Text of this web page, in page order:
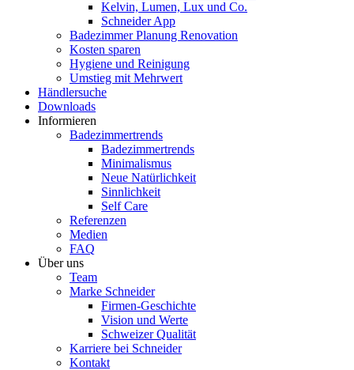
Kelvin, Lumen, Lux und Co.
Schneider App
Badezimmer Planung Renovation
Kosten sparen
Hygiene und Reinigung
Umstieg mit Mehrwert
Händlersuche
Downloads
Informieren
Badezimmertrends
Badezimmertrends
Minimalismus
Neue Natürlichkeit
Sinnlichkeit
Self Care
Referenzen
Medien
FAQ
Über uns
Team
Marke Schneider
Firmen-Geschichte
Vision und Werte
Schweizer Qualität
Karriere bei Schneider
Kontakt